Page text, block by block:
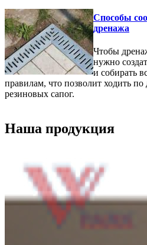
Способы
дренажа
Чтобы
нужно
и собирать
правилам, что позволит ходить по
резиновых сапог.
Наша продукция